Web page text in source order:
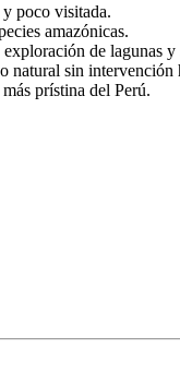
poco visitada.
amazónicas.
de lagunas y
natural sin intervención
prístina del Perú.